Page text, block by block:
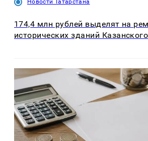
Новости Татарстана
174,4 млн рублей выделят на
исторических зданий